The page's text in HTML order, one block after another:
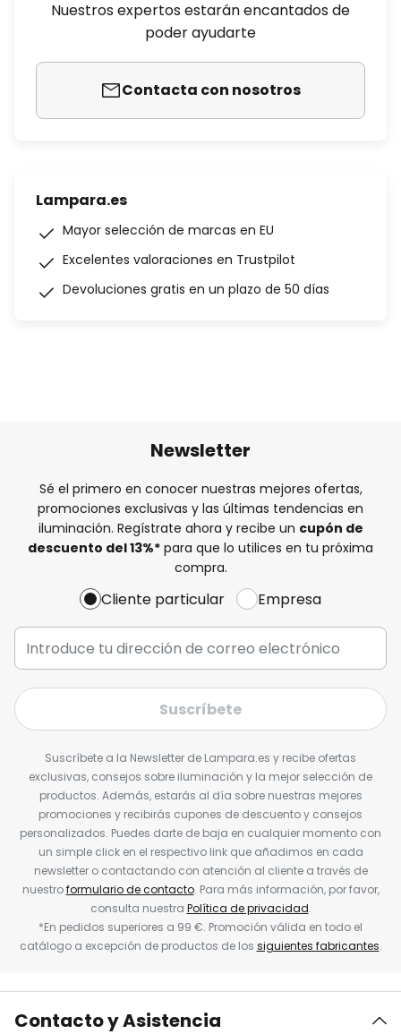
Nuestros expertos estarán encantados de
poder ayudarte
Contacta con nosotros
Lampara.es
Mayor selección de marcas en EU
Excelentes valoraciones en Trustpilot
Devoluciones gratis en un plazo de 50 días
Newsletter
Sé el primero en conocer nuestras mejores ofertas,
promociones exclusivas y las últimas tendencias en
iluminación. Regístrate ahora y recibe un cupón de
descuento del13%* para que lo utilices en tu próxima
compra.
Cliente particular Empresa
Suscríbete
Suscríbete a la Newsletter de Lampara.es y recibe ofertas
exclusivas, consejos sobre iluminación y la mejor selección de
productos. Además, estarás al día sobre nuestras mejores
promociones y recibirás cupones de descuento y consejos
personalizados. Puedes darte de baja en cualquier momento con
un simple click en el respectivo link que añadimos en cada
newsletter o contactando con atención al cliente a través de
nuestroformulario de contacto. Para más información, por favor,
consulta nuestra Política de privacidad.
*En pedidos superiores a 99 €. Promoción válida en todo el
catálogo a excepción de productos de los siguientes fabricantes.
Contacto y Asistencia